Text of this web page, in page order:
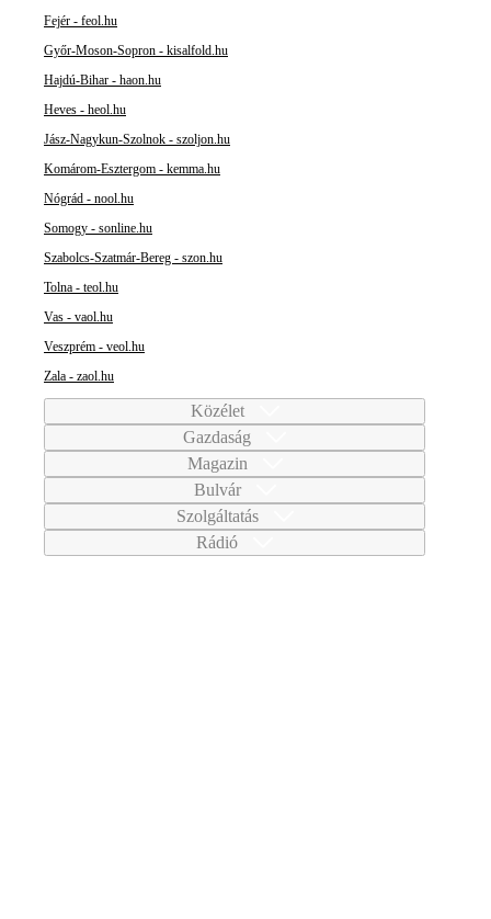
Fejér - feol.hu
Győr-Moson-Sopron - kisalfold.hu
Hajdú-Bihar - haon.hu
Heves - heol.hu
Jász-Nagykun-Szolnok - szoljon.hu
Komárom-Esztergom - kemma.hu
Nógrád - nool.hu
Somogy - sonline.hu
Szabolcs-Szatmár-Bereg - szon.hu
Tolna - teol.hu
Vas - vaol.hu
Veszprém - veol.hu
Zala - zaol.hu
Közélet
Gazdaság
Magazin
Bulvár
Szolgáltatás
Rádió